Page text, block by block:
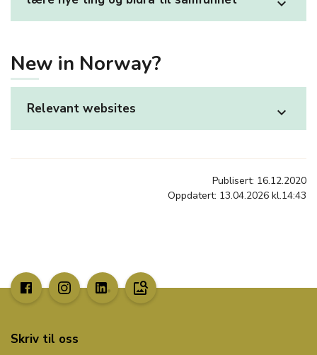
expand_more
New in Norway?
Relevant websites expand_more
Publisert: 16.12.2020
Oppdatert: 13.04.2026 kl.14:43
image_search
Skriv til oss